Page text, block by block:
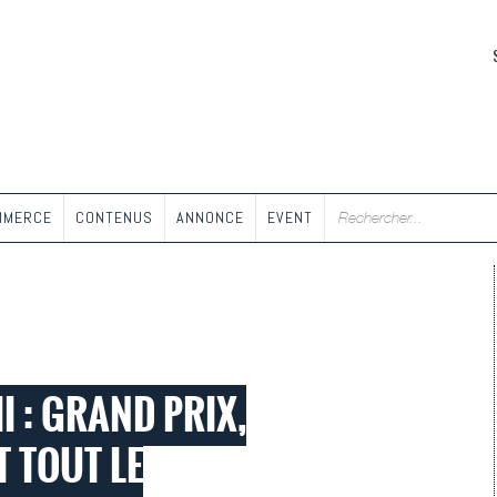
CONTENUS ANNONCE EVENT
: GRAND PRIX,
TOUT LE